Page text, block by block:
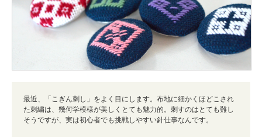
最近、「こぎん刺し」をよく目にします。布地に細かくほどこされ
た刺繍は、幾何学模様が美しくとても魅力的。刺すのはとても難し
そうですが、実は初心者でも挑戦しやすい針仕事なんです。